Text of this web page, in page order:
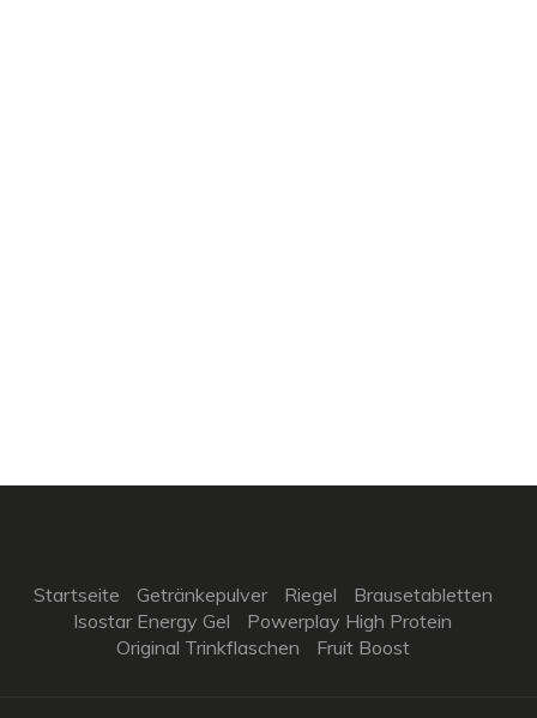
Startseite Getränkepulver Riegel
Brausetabletten
Isostar Energy Gel
Powerplay High Protein
Original Trinkflaschen
Fruit Boost